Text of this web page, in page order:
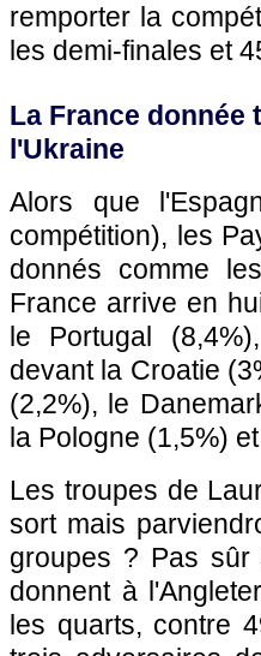
remporter la
les demi-finales et
La France donnée
l'Ukraine
Alors que
compétition), les
donnés comme
France arrive en
le Portugal
devant la Croatie
(2,2%), le
la Pologne (1,5%)
Les troupes de
sort mais
groupes ? Pas
donnent à
les quarts, contre